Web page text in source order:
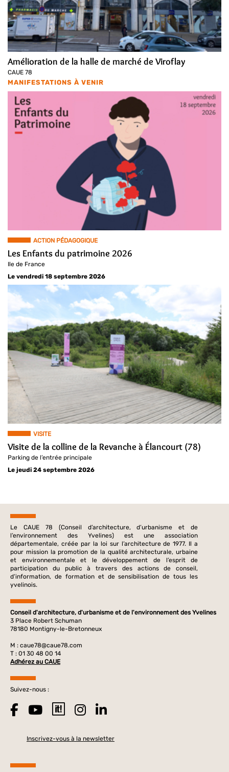
Amélioration de la halle de marché de Viroflay
CAUE 78
MANIFESTATIONS À VENIR
ACTION PÉDAGOGIQUE
Les Enfants du patrimoine 2026
Ile de France
Le vendredi 18 septembre 2026
VISITE
Visite de la colline de la Revanche à Élancourt (78)
Parking de l’entrée principale
Le jeudi 24 septembre 2026
Le CAUE 78 (Conseil d’architecture, d’urbanisme et de
l’environnement des Yvelines) est une association
départementale, créée par la loi sur l’architecture de 1977. Il a
pour mission la promotion de la qualité architecturale, urbaine
et environnementale et le développement de l’esprit de
participation du public à travers des actions de conseil,
d’information, de formation et de sensibilisation de tous les
yvelinois.
Conseil d'architecture, d'urbanisme et de l'environnement des Yvelines
3 Place Robert Schuman
78180 Montigny-le-Bretonneux
M : caue78@caue78.com
T : 01 30 48 00 14
Adhérez au CAUE
Suivez-nous :
Inscrivez-vous à la newsletter